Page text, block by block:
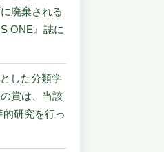
廃棄される
ONE』誌に
した分類学
賞は、当該
研究を行っ